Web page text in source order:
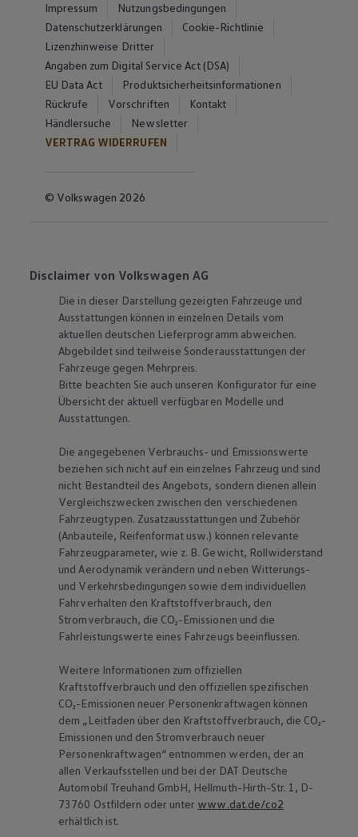
Impressum
Nutzungsbedingungen
Datenschutzerklärungen
Cookie-Richtlinie
Lizenzhinweise Dritter
Angaben zum Digital Service Act (DSA)
EU Data Act
Produktsicherheitsinformationen
Rückrufe
Vorschriften
Kontakt
Händlersuche
Newsletter
VERTRAG WIDERRUFEN
© Volkswagen 2026
Disclaimer von Volkswagen AG
Die in dieser Darstellung gezeigten Fahrzeuge und
Ausstattungen können in einzelnen Details vom
aktuellen deutschen Lieferprogramm abweichen.
Abgebildet sind teilweise Sonderausstattungen der
Fahrzeuge gegen Mehrpreis.
Bitte beachten Sie auch unseren Konfigurator für eine
Übersicht der aktuell verfügbaren Modelle und
Ausstattungen.
Die angegebenen Verbrauchs- und Emissionswerte
beziehen sich nicht auf ein einzelnes Fahrzeug und sind
nicht Bestandteil des Angebots, sondern dienen allein
Vergleichszwecken zwischen den verschiedenen
Fahrzeugtypen. Zusatzausstattungen und Zubehör
(Anbauteile, Reifenformat usw.) können relevante
Fahrzeugparameter, wie z. B. Gewicht, Rollwiderstand
und Aerodynamik verändern und neben Witterungs-
und Verkehrsbedingungen sowie dem individuellen
Fahrverhalten den Kraftstoffverbrauch, den
Stromverbrauch, die CO₂-Emissionen und die
Fahrleistungswerte eines Fahrzeugs beeinflussen.
Weitere Informationen zum offiziellen
Kraftstoffverbrauch und den offiziellen spezifischen
CO₂-Emissionen neuer Personenkraftwagen können
dem „Leitfaden über den Kraftstoffverbrauch, die CO₂-
Emissionen und den Stromverbrauch neuer
Personenkraftwagen“ entnommen werden, der an
allen Verkaufsstellen und bei der DAT Deutsche
Automobil Treuhand GmbH, Hellmuth-Hirth-Str. 1, D-
73760 Ostfildern oder unter www.dat.de/co2
erhältlich ist.